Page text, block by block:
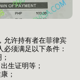
允许持有者在菲律宾
须满足以下条件：
生证明等；
；